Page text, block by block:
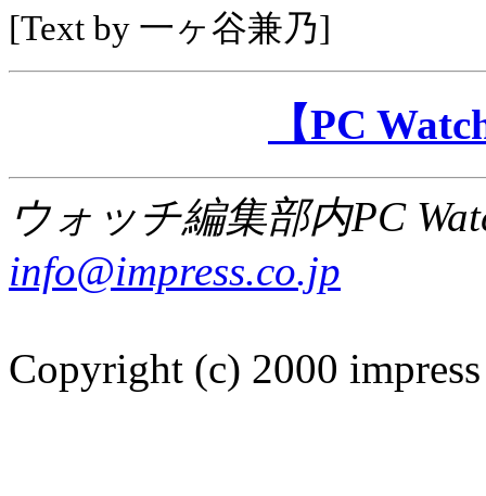
[Text by 一ヶ谷兼乃]
【PC
ウォッチ編集部内PC
info@impress.co.jp
Copyright (c) 2000